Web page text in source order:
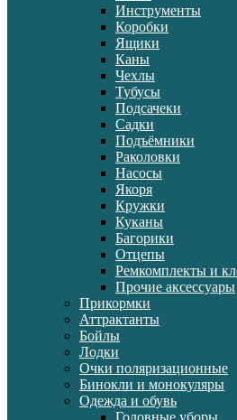
Инструменты
Коробки
Ящики
Каны
Чехлы
Тубусы
Подсачеки
Садки
Подъёмники
Раколовки
Насосы
Якоря
Кружки
Куканы
Багорики
Отцепы
Ремкомплекты и
Прочие аксессуары
Прикормки
Аттрактанты
Бойлы
Лодки
Очки поляризационные
Бинокли и монокуляры
Одежда и обувь
Головные уборы